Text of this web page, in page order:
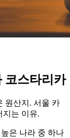
코스타리카
원산지. 서울 카
지는 이유.
은 나라 중 하나